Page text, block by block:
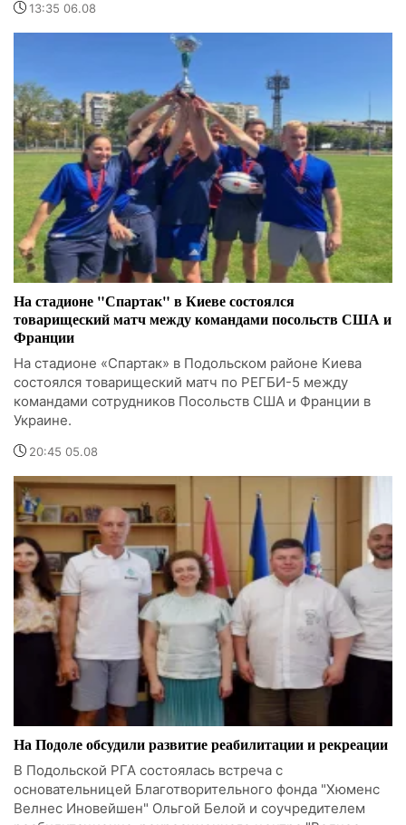
13:35 06.08
На стадионе "Спартак" в Киеве состоялся
товарищеский матч между командами посольств США и
Франции
На стадионе «Спартак» в Подольском районе Киева
состоялся товарищеский матч по РЕГБИ-5 между
командами сотрудников Посольств США и Франции в
Украине.
20:45 05.08
На Подоле обсудили развитие реабилитации и рекреации
В Подольской РГА состоялась встреча с
основательницей Благотворительного фонда "Хюменс
Велнес Иновейшен" Ольгой Белой и соучредителем